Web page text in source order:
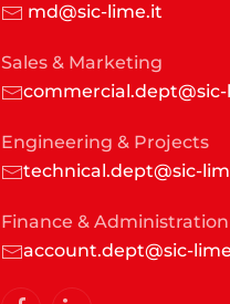
md@sic-lime.it
Sales & Marketing
Engineering & Projects
technical.dept@sic-
Finance & Administration
account.dept@sic-